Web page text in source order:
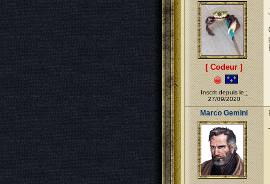
[ Codeur ]
Inscrit depuis le :
27/09/2020
Marco Gemini